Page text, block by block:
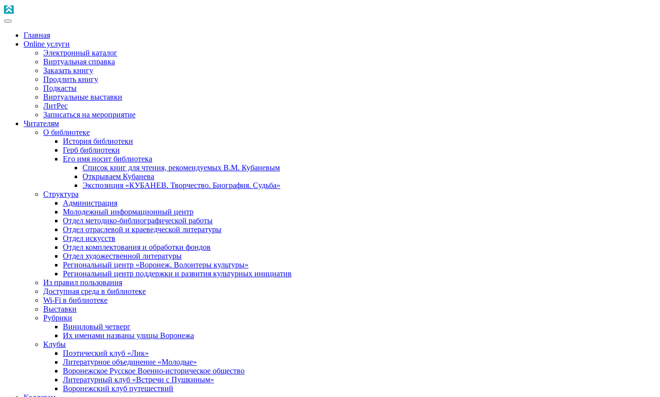
Главная
Online услуги
Электронный каталог
Виртуальная справка
Заказать книгу
Продлить книгу
Подкасты
Виртуальные выставки
ЛитРес
Записаться на мероприятие
Читателям
О библиотеке
История библиотеки
Герб библиотеки
Его имя носит библиотека
Список книг для чтения, рекомендуемых В.М. Кубаневым
Открываем Кубанева
Экспозиция «КУБАНЕВ. Творчество. Биография. Судьба»
Структура
Администрация
Молодежный информационный центр
Отдел методико-библиографической работы
Отдел отраслевой и краеведческой литературы
Отдел искусств
Отдел комплектования и обработки фондов
Отдел художественной литературы
Региональный центр «Воронеж. Волонтеры культуры»
Региональный центр поддержки и развития культурных инициатив
Из правил пользования
Доступная среда в библиотеке
Wi-Fi в библиотеке
Выставки
Рубрики
Виниловый четверг
Их именами названы улицы Воронежа
Клубы
Поэтический клуб «Лик»
Литературное объединение «Молодые»
Воронежское Русское Военно-историческое общество
Литературный клуб «Встречи с Пушкиным»
Воронежский клуб путешествий